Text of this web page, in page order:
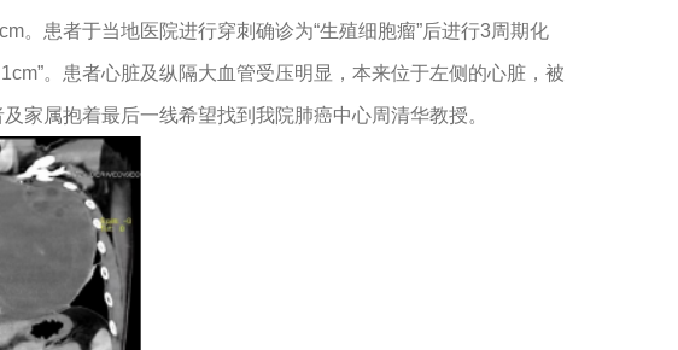
。患者于当地医院进行穿刺确诊为“生殖细胞瘤”后进行3周期化
。患者心脏及纵隔大血管受压明显，本来位于左侧的心脏，被
家属抱着最后一线希望找到我院肺癌中心周清华教授。